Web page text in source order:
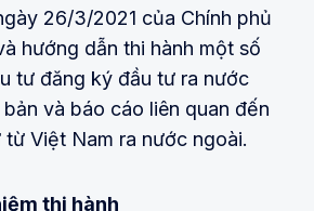
26/3/2021 của Chính phủ
hướng dẫn thi hành một số
tư đăng ký đầu tư ra nước
và báo cáo liên quan đến
Việt Nam ra nước ngoài.
thi hành